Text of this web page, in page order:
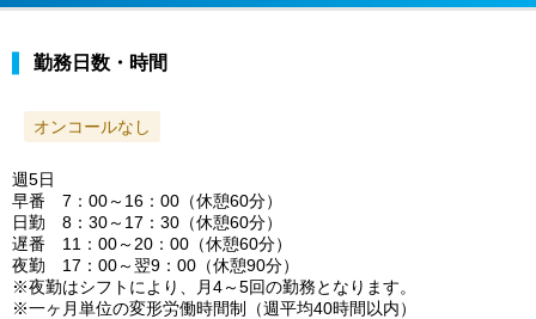
勤務日数・時間
オンコールなし
週5日
早番 7：00～16：00（休憩60分）
日勤 8：30～17：30（休憩60分）
遅番 11：00～20：00（休憩60分）
夜勤 17：00～翌9：00（休憩90分）
※夜勤はシフトにより、月4～5回の勤務となります。
※一ヶ月単位の変形労働時間制（週平均40時間以内）